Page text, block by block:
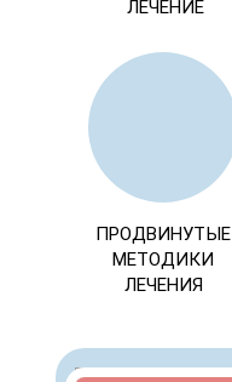
ЛЕЧЕНИЕ
ПРОДВИНУТЫЕ
МЕТОДИКИ
ЛЕЧЕНИЯ